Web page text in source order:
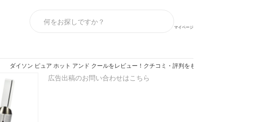
マイページ
ダイソン ピュア ホット アンド クールをレビュー！クチコミ・評判をもとに徹底検証
広告出稿のお問い合わせはこちら